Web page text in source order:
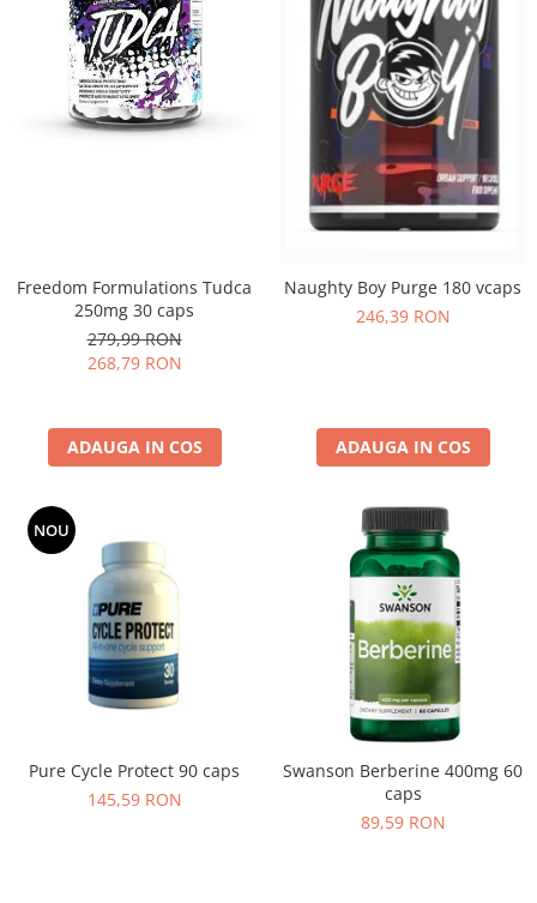
Freedom Formulations Tudca
250mg 30 caps
279,99 RON
268,79 RON
ADAUGA IN COS
Naughty Boy Purge 180 vcaps
246,39 RON
ADAUGA IN COS
NOU
Pure Cycle Protect 90 caps
145,59 RON
Swanson Berberine 400mg 60
caps
89,59 RON